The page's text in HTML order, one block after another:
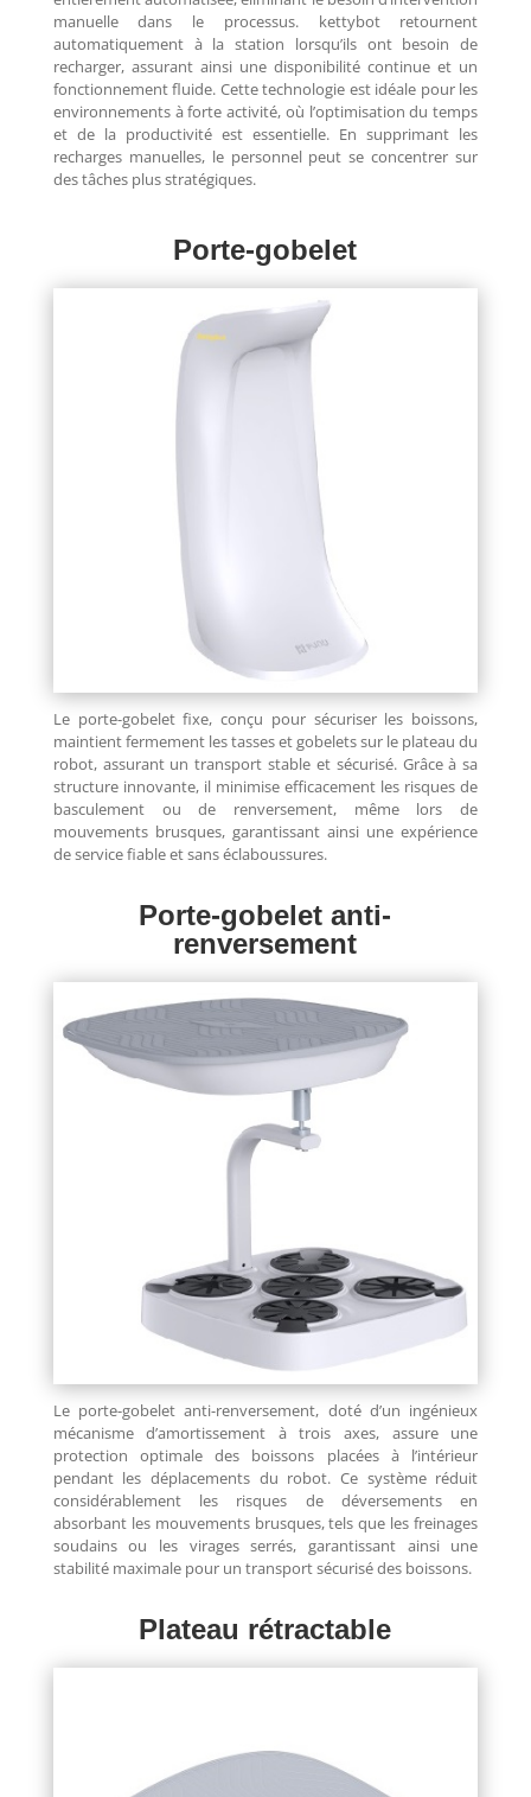
manuelle dans le processus. kettybot retournent
automatiquement à la station lorsqu’ils ont besoin de
recharger, assurant ainsi une disponibilité continue et un
fonctionnement fluide. Cette technologie est idéale pour les
environnements à forte activité, où l’optimisation du temps
et de la productivité est essentielle. En supprimant les
recharges manuelles, le personnel peut se concentrer sur
des tâches plus stratégiques.
Plateau rétractable
Porte-gobelet anti-
renversement
Le porte-gobelet anti-renversement, doté d’un ingénieux
mécanisme d’amortissement à trois axes, assure une
protection optimale des boissons placées à l’intérieur
pendant les déplacements du robot. Ce système réduit
considérablement les risques de déversements en
absorbant les mouvements brusques, tels que les freinages
soudains ou les virages serrés, garantissant ainsi une
stabilité maximale pour un transport sécurisé des boissons.
Porte-gobelet
Le porte-gobelet fixe, conçu pour sécuriser les boissons,
maintient fermement les tasses et gobelets sur le plateau du
robot, assurant un transport stable et sécurisé. Grâce à sa
structure innovante, il minimise efficacement les risques de
basculement ou de renversement, même lors de
mouvements brusques, garantissant ainsi une expérience
de service fiable et sans éclaboussures.